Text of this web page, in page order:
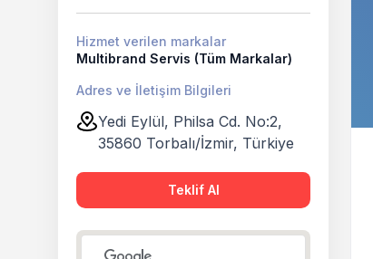
Hizmet verilen markalar
Multibrand Servis (Tüm Markalar)
Adres ve İletişim Bilgileri
Yedi Eylül, Philsa Cd. No:2,
35860 Torbalı/İzmir, Türkiye
Teklif Al